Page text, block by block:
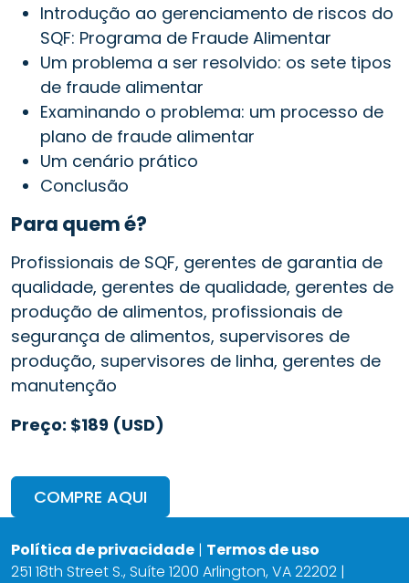
Introdução ao gerenciamento de riscos do
SQF: Programa de Fraude Alimentar
Um problema a ser resolvido: os sete tipos
de fraude alimentar
Examinando o problema: um processo de
plano de fraude alimentar
Um cenário prático
Conclusão
Para quem é?
Profissionais de SQF, gerentes de garantia de
qualidade, gerentes de qualidade, gerentes de
produção de alimentos, profissionais de
segurança de alimentos, supervisores de
produção, supervisores de linha, gerentes de
manutenção
Preço: $189 (USD)
COMPRE AQUI
Política de privacidade | Termos de uso
251 18th Street S., Suíte 1200 Arlington, VA 22202 |